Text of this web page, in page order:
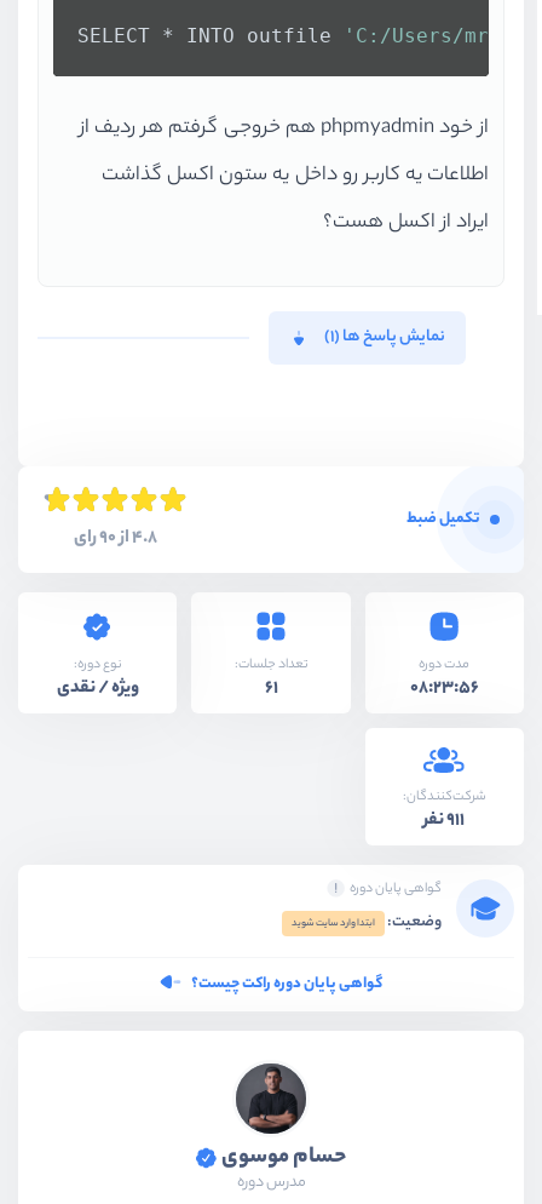
SELECT * INTO outfile 'C:/Users/mrn/
از خود phpmyadmin هم خروجی گرفتم هر ردیف از
اطلاعات یه کاربر رو داخل یه ستون اکسل گذاشت
ایراد از اکسل هست؟
نمایش پاسخ ها (1)
تکمیل ضبط
4.8 از 90 رای
مدت دوره
08:23:56
تعداد جلسات:
61
نوع دوره:
ویژه / نقدی
شرکت‌کنندگان:
911 نفر
گواهی پایان دوره
وضعیت: ابتدا وارد سایت شوید
گواهی پایان دوره راکت چیست؟
حسام موسوی
مدرس دوره